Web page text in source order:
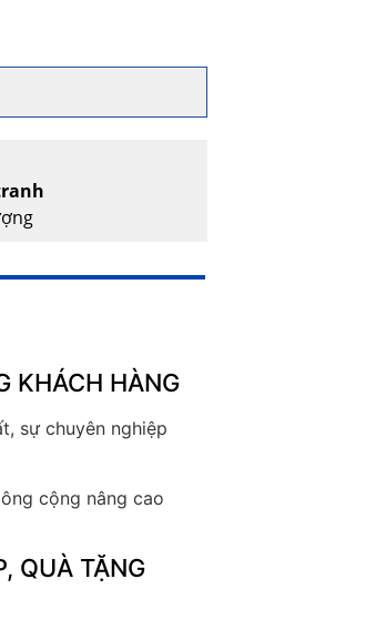
KHÁCH HÀNG
sự chuyên nghiệp
cộng nâng cao
QUÀ TẶNG